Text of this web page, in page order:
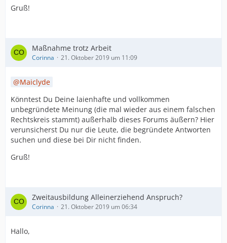
Gruß!
Maßnahme trotz Arbeit
Corinna 21. Oktober 2019 um 11:09
Maiclyde
Könntest Du Deine laienhafte und vollkommen
unbegründete Meinung (die mal wieder aus einem falschen
Rechtskreis stammt) außerhalb dieses Forums äußern? Hier
verunsicherst Du nur die Leute, die begründete Antworten
suchen und diese bei Dir nicht finden.
Gruß!
Zweitausbildung Alleinerziehend Anspruch?
Corinna 21. Oktober 2019 um 06:34
Hallo,